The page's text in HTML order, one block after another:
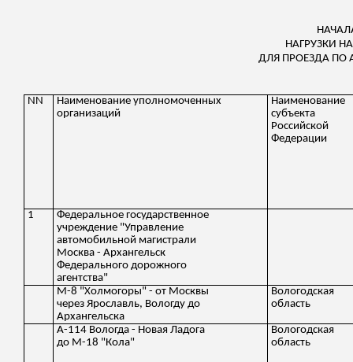
НАГРУЗКИ
ДЛЯ ПРОЕЗДА
NN
Наименование уполномоченных
организаций
Наименование
субъекта
Российской
Федерации
1
Федеральное государственное
учреждение "Управление
автомобильной магистрали
Москва - Архангельск
Федерального дорожного
агентства"
М-8 "Холмогоры" - от Москвы
через Ярославль, Вологду до
Архангельска
Вологодская
область
А-114 Вологда - Новая Ладога
до М-18 "Кола"
Вологодская
область